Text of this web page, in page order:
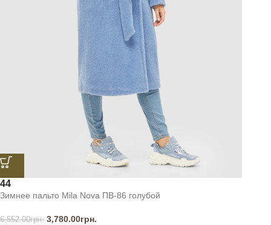
44
Зимнее пальто Mila Nova ПВ-86 голубой
6,552.00грн. 3,780.00грн.